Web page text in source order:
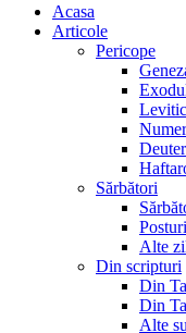
Acasa
Articole
Pericope
Sărbători
Din scripturi